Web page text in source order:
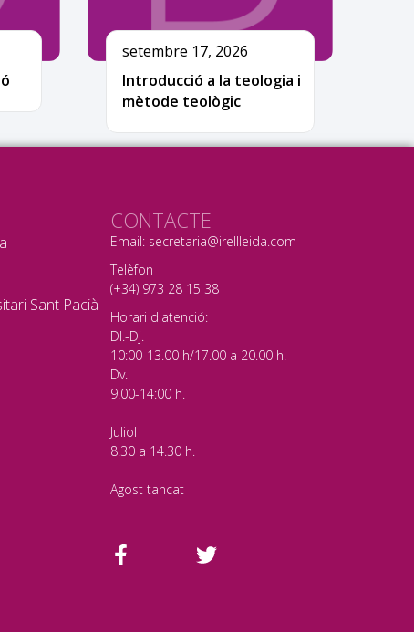
setembre 17, 2026
Introducció a la teologia i
mètode teològic
Sant Pacià
CONTACTE
Email: secretaria@irellleida.com
Telèfon
(+34) 973 28 15 38
Horari d'atenció:
Dl.-Dj.
10:00-13.00 h/17.00 a 20.00 h.
Dv.
9.00-14:00 h.
Juliol
8.30 a 14.30 h.
Agost tancat